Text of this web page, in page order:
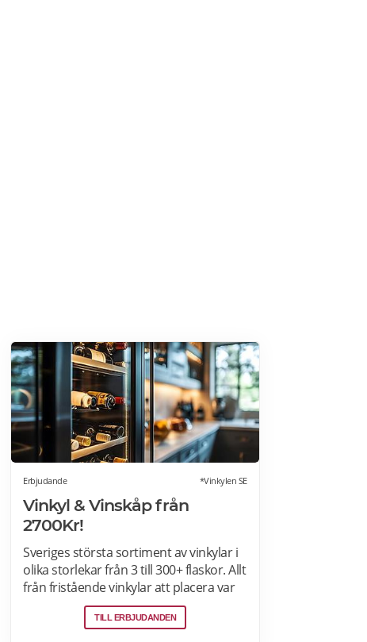
Erbjudande *Vinkylen SE
Vinkyl & Vinskåp från
2700Kr!
Sveriges största sortiment av vinkylar i
olika storlekar från 3 till 300+ flaskor. Allt
från fristående vinkylar att placera var
som helst i hemmet, till inbyggda eller
integrerbara vinkylar som elegant
TILL ERBJUDANDEN